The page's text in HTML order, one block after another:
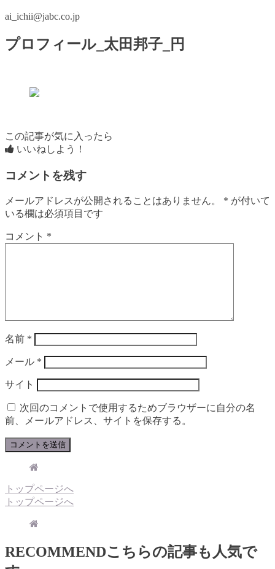
ai_ichii@jabc.co.jp
プロフィール_太田邦子_円
この記事が気に入ったら
いいねしよう！
コメントを残す
メールアドレスが公開されることはありません。 * が付いて
いる欄は必須項目です
コメント *
名前 *
メール *
サイト
次回のコメントで使用するためブラウザーに自分の名
前、メールアドレス、サイトを保存する。
トップページへ
トップページへ
RECOMMENDこちらの記事も人気で